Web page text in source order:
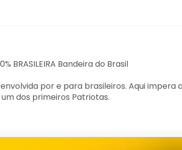
BRASILEIRA Bandeira do Brasil
por e para brasileiros. Aqui impera
dos primeiros Patriotas.